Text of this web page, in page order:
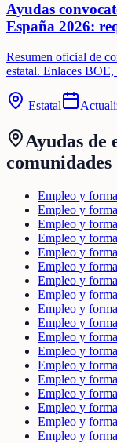
Ayudas
España 2026:
Resumen oficial de
estatal. Enlaces
Estatal
Ayudas de
comunidades
Empleo y
Empleo y
Empleo y
Empleo y
Empleo y
Empleo y
Empleo y
Empleo y
Empleo y
Empleo y
Empleo y
Empleo y
Empleo y
Empleo y
Empleo y
Empleo y
Empleo y
Empleo y